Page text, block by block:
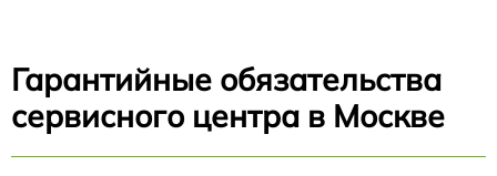
Гарантийные обязательства
сервисного центра в Москве